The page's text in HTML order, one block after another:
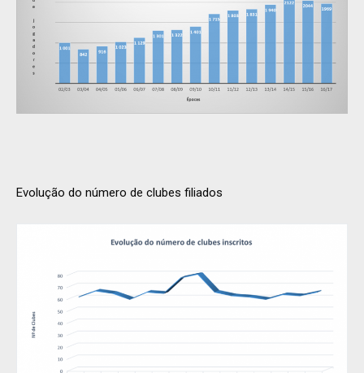
Evolução do número de clubes filiados